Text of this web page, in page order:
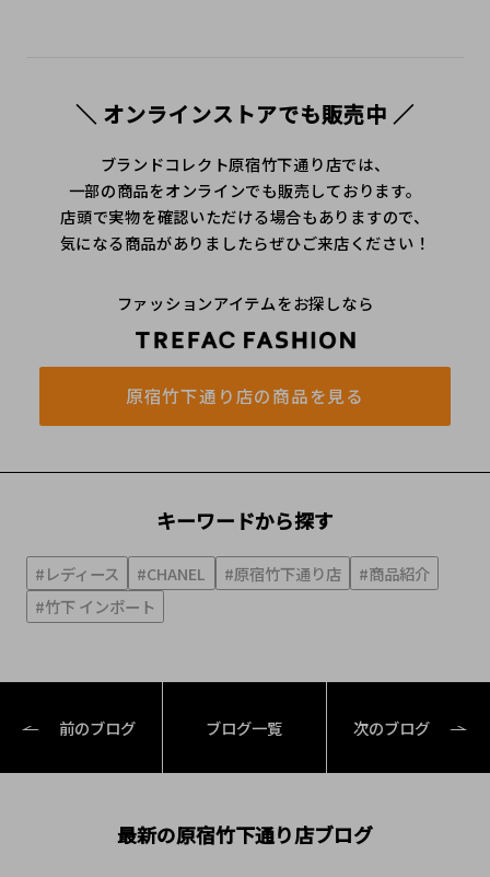
＼ オンラインストアでも販売中 ／
ブランドコレクト原宿竹下通り店では、
一部の商品をオンラインでも販売しております。
店頭で実物を確認いただける場合もありますので、
気になる商品がありましたらぜひご来店ください！
ファッションアイテムをお探しなら
原宿竹下通り店の商品を見る
キーワードから探す
#レディース #CHANEL #原宿竹下通り店
#商品紹介
#竹下 インポート
前のブログ ブログ一覧 次のブログ
最新の原宿竹下通り店ブログ